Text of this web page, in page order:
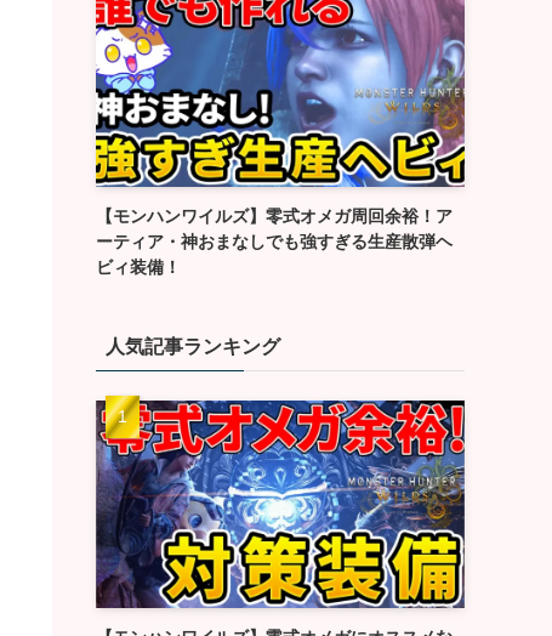
【モンハンワイルズ】零式オメガ周回余裕！ア
ーティア・神おまなしでも強すぎる生産散弾ヘ
ビィ装備！
人気記事ランキング